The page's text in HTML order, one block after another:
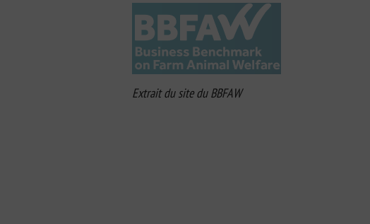
Extrait du site du BBFAW